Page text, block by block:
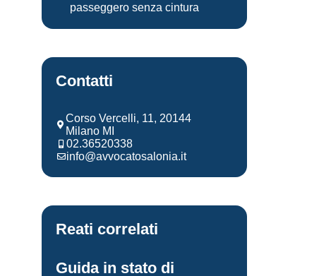
passeggero senza cintura
Contatti
Corso Vercelli, 11, 20144
Milano MI
02.36520338
info@avvocatosalonia.it
Reati correlati
Guida in stato di